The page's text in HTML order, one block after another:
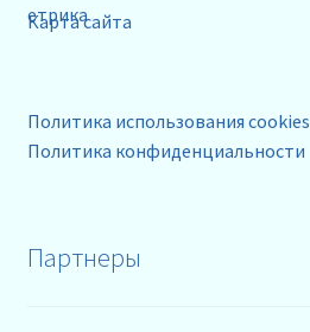
Карта сайта
Политика использования cookies
Политика конфиденциальности
Партнеры